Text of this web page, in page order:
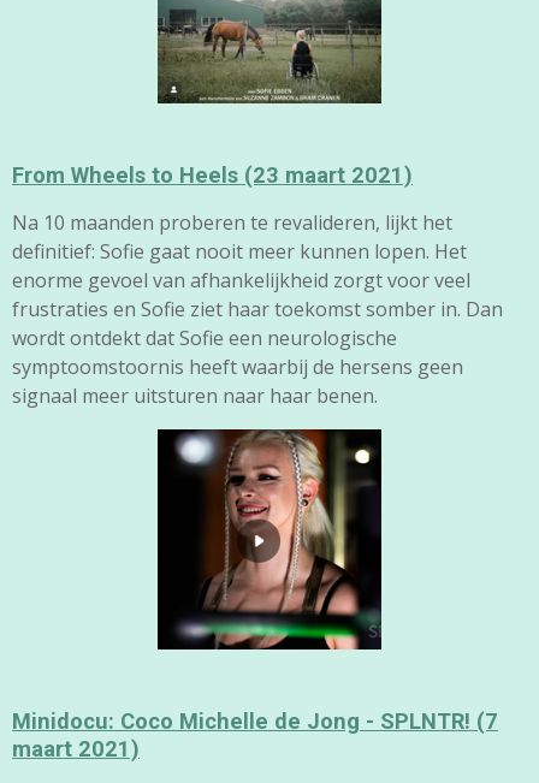
From Wheels to Heels (23 maart 2021)
Na 10 maanden proberen te revalideren, lijkt het
definitief: Sofie gaat nooit meer kunnen lopen. Het
enorme gevoel van afhankelijkheid zorgt voor veel
frustraties en Sofie ziet haar toekomst somber in. Dan
wordt ontdekt dat Sofie een neurologische
symptoomstoornis heeft waarbij de hersens geen
signaal meer uitsturen naar haar benen.
Minidocu: Coco Michelle de Jong - SPLNTR! (7
maart 2021)